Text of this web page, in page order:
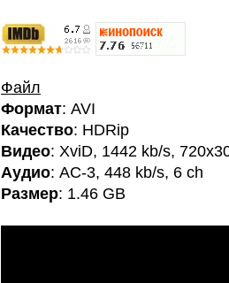
Файл
Формат: AVI
Качество: HDRip
Видео: XviD, 1442 kb/s,
Аудио: AC-3, 448 kb/s, 6 ch
Размер: 1.46 GB